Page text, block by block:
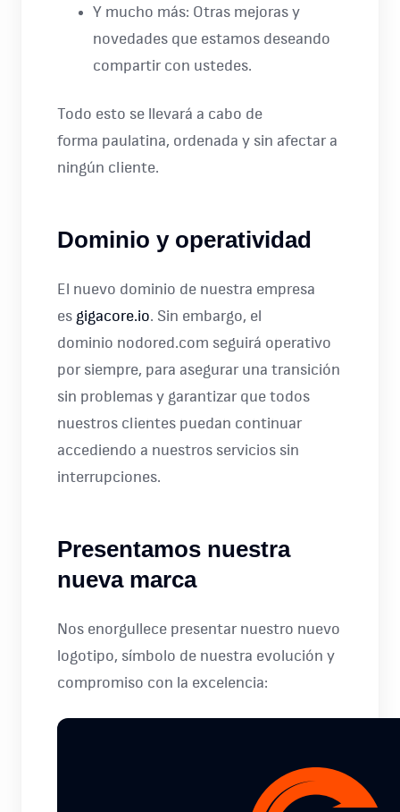
Y mucho más: Otras mejoras y
novedades que estamos deseando
compartir con ustedes.
Todo esto se llevará a cabo de
forma paulatina, ordenada y sin afectar a
ningún cliente.
Dominio y operatividad
El nuevo dominio de nuestra empresa
es gigacore.io. Sin embargo, el
dominio nodored.com seguirá operativo
por siempre, para asegurar una transición
sin problemas y garantizar que todos
nuestros clientes puedan continuar
accediendo a nuestros servicios sin
interrupciones.
Presentamos nuestra
nueva marca
Nos enorgullece presentar nuestro nuevo
logotipo, símbolo de nuestra evolución y
compromiso con la excelencia: